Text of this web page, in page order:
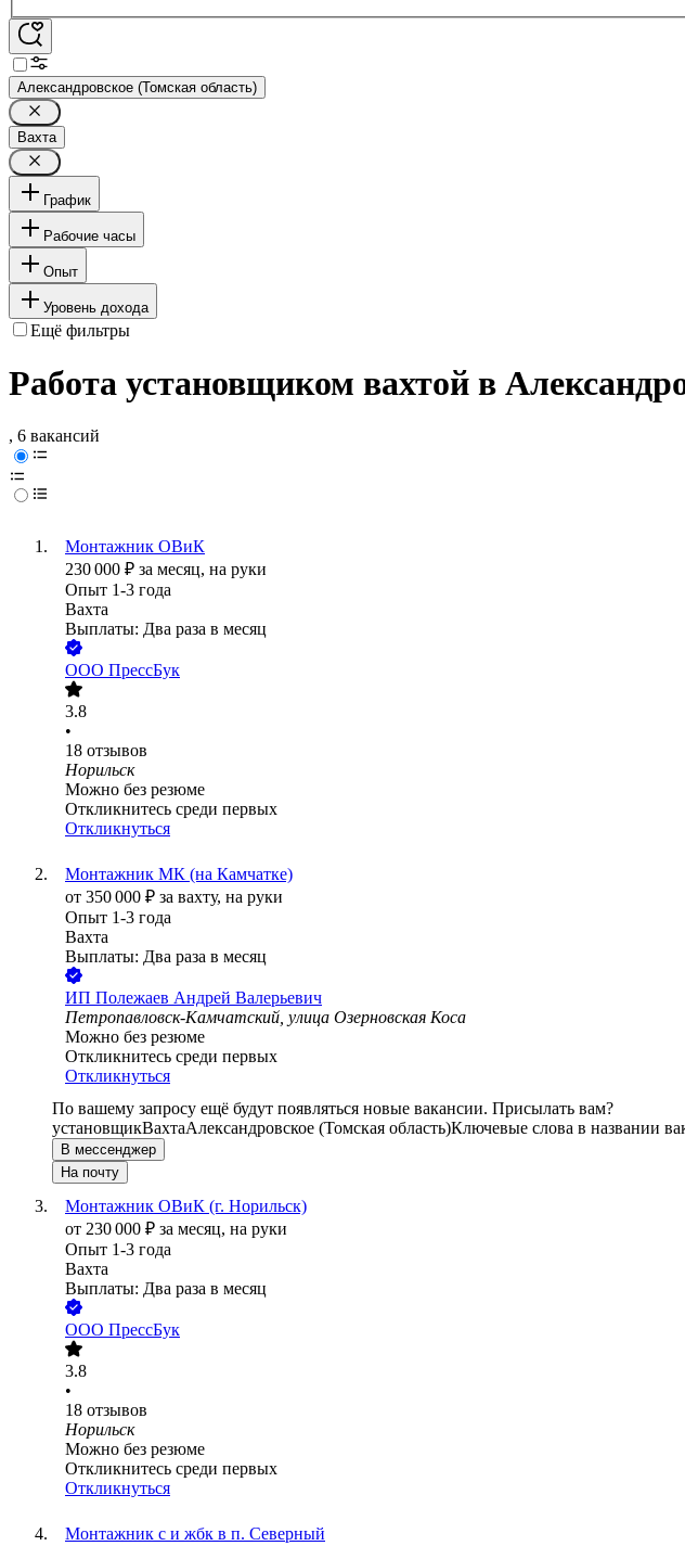
Александровское (Томская область)
Вахта
График
Рабочие часы
Опыт
Уровень дохода
Ещё фильтры
Работа установщиком вахтой в
, 6 вакансий
Монтажник ОВиК
230 000 ₽ за месяц, на руки
Опыт 1-3 года
Вахта
Выплаты: Два раза в месяц
ООО ПрессБук
3.8
•
18 отзывов
Норильск
Можно без резюме
Откликнитесь среди первых
Откликнуться
Монтажник МК (на Камчатке)
от 350 000 ₽ за вахту, на руки
Опыт 1-3 года
Вахта
Выплаты: Два раза в месяц
ИП Полежаев Андрей Валерьевич
Петропавловск-Камчатский, улица Озерновская Коса
Можно без резюме
Откликнитесь среди первых
Откликнуться
По вашему запросу ещё будут появляться новые вакансии. Присылать вам?
установщикВахтаАлександровское (Томская область)Ключевые слова в названии
В мессенджер
На почту
Монтажник ОВиК (г. Норильск)
от 230 000 ₽ за месяц, на руки
Опыт 1-3 года
Вахта
Выплаты: Два раза в месяц
ООО ПрессБук
3.8
•
18 отзывов
Норильск
Можно без резюме
Откликнитесь среди первых
Откликнуться
Монтажник с и жбк в п. Северный